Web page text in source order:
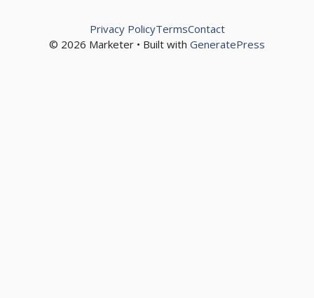
© 2026 Marketer • Built with GeneratePress
Privacy PolicyTermsContact